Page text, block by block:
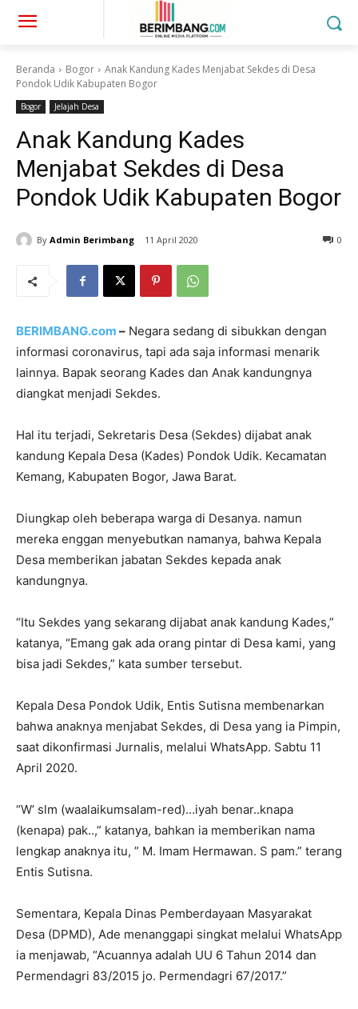
Beranda Bogor
Anak Kandung Kades Menjabat Sekdes di Desa
Pondok Udik Kabupaten Bogor
Bogor Jelajah Desa
Anak Kandung Kades
Menjabat Sekdes di Desa
Pondok Udik Kabupaten Bogor
By Admin Berimbang 11 April 2020 0
BERIMBANG.com – Negara sedang di sibukkan dengan
informasi coronavirus, tapi ada saja informasi menarik
lainnya. Bapak seorang Kades dan Anak kandungnya
diangkat menjadi Sekdes.
Hal itu terjadi, Sekretaris Desa (Sekdes) dijabat anak
kandung Kepala Desa (Kades) Pondok Udik. Kecamatan
Kemang, Kabupaten Bogor, Jawa Barat.
Diungkap oleh beberapa warga di Desanya. namun
mereka enggan menyebutkan namanya, bahwa Kepala
Desa memberikan jabatan Sekdes kepada anak
kandungnya.
“Itu Sekdes yang sekarang dijabat anak kandung Kades,”
katanya, “Emang gak ada orang pintar di Desa kami, yang
bisa jadi Sekdes,” kata sumber tersebut.
Kepala Desa Pondok Udik, Entis Sutisna membenarkan
bahwa anaknya menjabat Sekdes, di Desa yang ia Pimpin,
saat dikonfirmasi Jurnalis, melalui WhatsApp. Sabtu 11
April 2020.
“W’ slm (waalaikumsalam-red)…iyah benar..knapa
(kenapa) pak..,” katanya, bahkan ia memberikan nama
lengkap anaknya itu, ” M. Imam Hermawan. S pam.” terang
Entis Sutisna.
Sementara, Kepala Dinas Pemberdayaan Masyarakat
Desa (DPMD), Ade menanggapi singkat melalui WhatsApp
ia menjawab, “Acuannya adalah UU 6 Tahun 2014 dan
Permendagri 83/2015 jo. Permendagri 67/2017.”